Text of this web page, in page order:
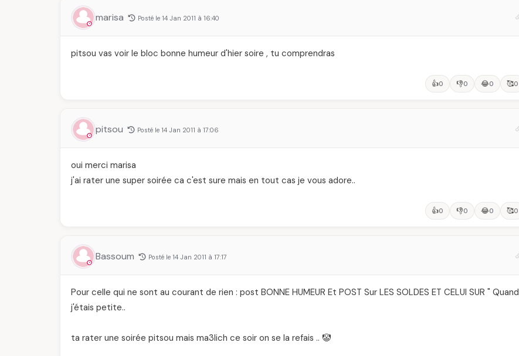
marisa Posté le 14 Jan 2011 à 16:40
pitsou vas voir le bloc bonne humeur d'hier soire , tu comprendras
👍0 👎0 😂0 🥰0
pitsou Posté le 14 Jan 2011 à 17:06
oui merci marisa
j'ai rater une super soirée ca c'est sure mais en tout cas je vous adore..
👍0 👎0 😂0 🥰0
Bassoum Posté le 14 Jan 2011 à 17:17
Pour celle qui ne sont au courant de rien : post BONNE HUMEUR Et POST Sur LES SOLDES ET CELUI SUR " Quand
j'étais petite..
ta rater une soirée pitsou mais ma3lich ce soir on se la refais .. 🤡